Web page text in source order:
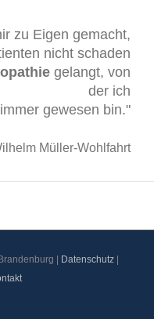
zu Eigen gemacht,
nicht schaden
gelangt, von
der ich
gewesen bin."
Müller-Wohlfahrt
| Datenschutz